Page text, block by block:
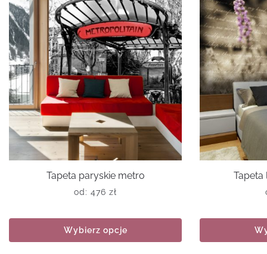
Tapeta paryskie metro
od: 476 zł
Wybierz opcje
Tapeta